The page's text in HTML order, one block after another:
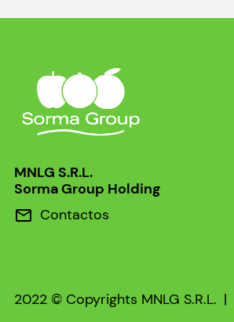
MNLG S.R.L.
Sorma Group Holding
mail Contactos
2022 © Copyrights MNLG S.R.L. |